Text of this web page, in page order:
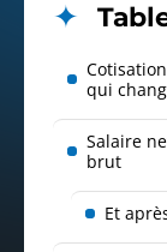
qui
Salaire
brut
Et